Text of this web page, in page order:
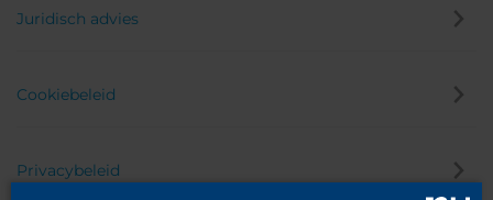
Juridisch advies
Cookiebeleid
Privacybeleid